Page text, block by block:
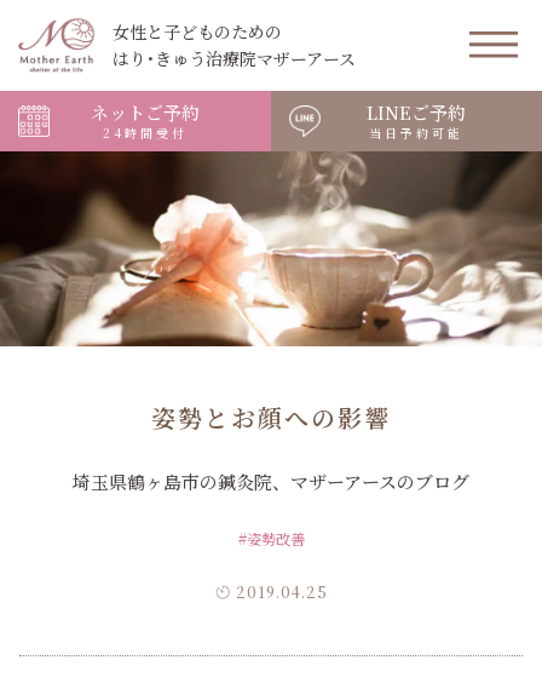
女性と子どものための
はり･きゅう治療院マザーアース
ネットご予約
24時間受付
LINEご予約
当日予約可能
姿勢とお顔への影響
埼玉県鶴ヶ島市の鍼灸院、マザーアースのブログ
#姿勢改善
2019.04.25